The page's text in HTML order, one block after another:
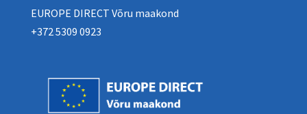
EUROPE DIRECT Võru maakond
+372 5309 0923